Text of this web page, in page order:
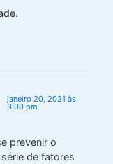
janeiro 20, 2021 às
3:00 pm
prevenir o
de fatores